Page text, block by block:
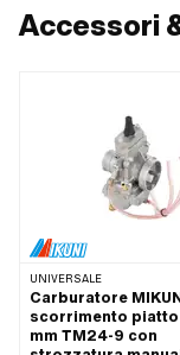
Accessori
UNIVERSALE
Carburatore
scorrimento piatto
mm TM24-9 con